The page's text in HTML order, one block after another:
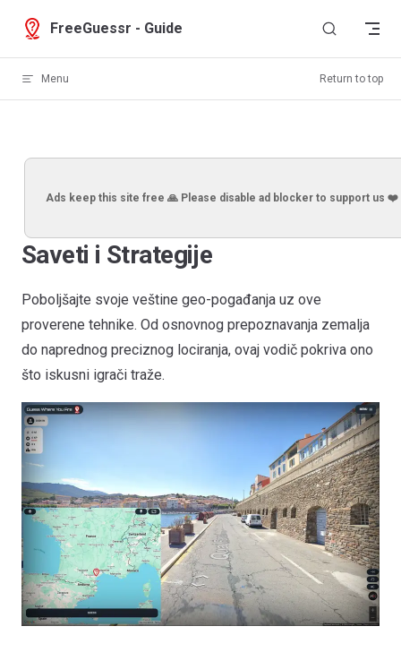
Skip to content
FreeGuessr - Guide
Menu Return to top
Ads keep this site free 🙏 Please disable ad blocker to support us ❤️
Saveti i Strategije
Poboljšajte svoje veštine geo-pogađanja uz ove
proverene tehnike. Od osnovnog prepoznavanja zemalja
do naprednog preciznog lociranja, ovaj vodič pokriva ono
što iskusni igrači traže.